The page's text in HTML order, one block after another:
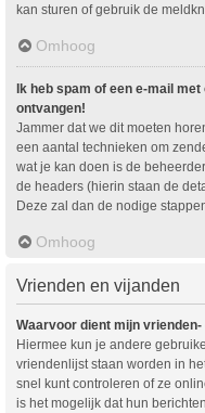
kan sturen of gebruik de
Omhoog
Ik heb spam of een e-mail
ontvangen!
Jammer dat we dit moeten
een aantal technieken om
wat je kan doen is de
de headers (hierin staan de
Deze zal dan de nodige
Omhoog
Vrienden en vijanden
Waarvoor dient mijn
Hiermee kun je andere
vriendenlijst staan worden in
snel kunt controleren of ze
is het mogelijk dat hun